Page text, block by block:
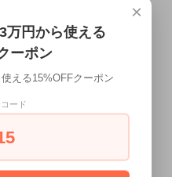
×
万円から使える
ーポン
える15%OFFクーポン
ード